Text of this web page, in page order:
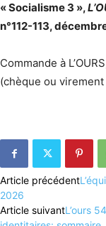
« Socialisme 3 »,
n°112-113,
Commande à
(chèque ou
Article précédent
2026
Article suivantL’ours